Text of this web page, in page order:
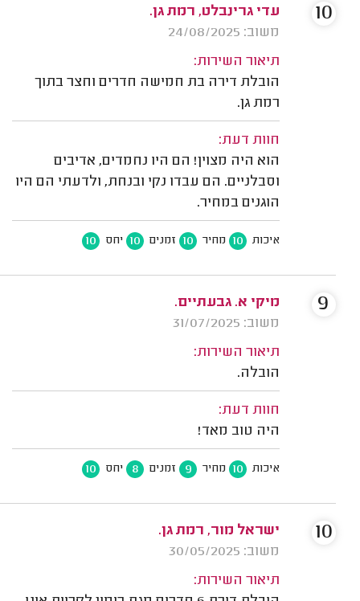
עדי גרינבלט, רמת גן.
משוב: 24/08/2025
תיאור השירות:
הובלת דירה בת חמישה חדרים וחצר בתוך
רמת גן.
חוות דעת:
הוא היה מצוין! הם היו נחמדים, אדיבים
וסבלניים. הם עבדו נקי ובנחת, ולדעתי הם היו
הוגנים במחיר.
איכות 10 מחיר 10 זמנים 10 יחס 10
10
מיקי א. גבעתיים.
משוב: 31/07/2025
תיאור השירות:
הובלה.
חוות דעת:
היה טוב מאד!
איכות 10 מחיר 9 זמנים 8 יחס 10
9
ישראל מור, רמת גן.
משוב: 30/05/2025
תיאור השירות:
10